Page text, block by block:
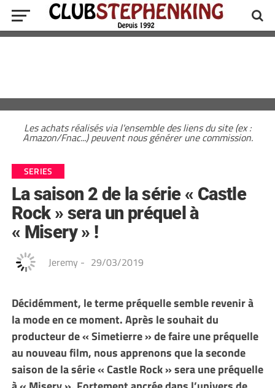
Les achats réalisés via l'ensemble des liens du site (ex :
Amazon/Fnac...) peuvent nous générer une commission.
SERIES
La saison 2 de la série « Castle
Rock » sera un préquel à
« Misery » !
Jeremy - 29/03/2019
Décidémment, le terme préquelle semble revenir à
la mode en ce moment. Après le souhait du
producteur de « Simetierre » de faire une préquelle
au nouveau film, nous apprenons que la seconde
saison de la série « Castle Rock » sera une préquelle